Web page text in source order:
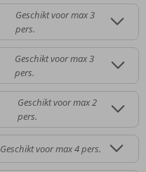
Geschikt voor max 3
pers.
Geschikt voor max 3
pers.
Geschikt voor max 2
pers.
Geschikt voor max 4 pers.